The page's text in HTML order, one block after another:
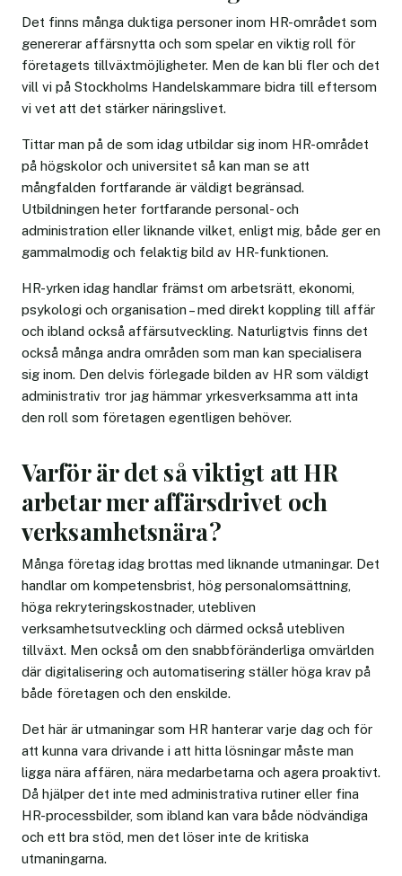
Det finns många duktiga personer inom HR-området som
genererar affärsnytta och som spelar en viktig roll för
företagets tillväxtmöjligheter. Men de kan bli fler och det
vill vi på Stockholms Handelskammare bidra till eftersom
vi vet att det stärker näringslivet.
Tittar man på de som idag utbildar sig inom HR-området
på högskolor och universitet så kan man se att
mångfalden fortfarande är väldigt begränsad.
Utbildningen heter fortfarande personal- och
administration eller liknande vilket, enligt mig, både ger en
gammalmodig och felaktig bild av HR-funktionen.
HR-yrken idag handlar främst om arbetsrätt, ekonomi,
psykologi och organisation – med direkt koppling till affär
och ibland också affärsutveckling. Naturligtvis finns det
också många andra områden som man kan specialisera
sig inom. Den delvis förlegade bilden av HR som väldigt
administrativ tror jag hämmar yrkesverksamma att inta
den roll som företagen egentligen behöver.
Varför är det så viktigt att HR
arbetar mer affärsdrivet och
verksamhetsnära?
Många företag idag brottas med liknande utmaningar. Det
handlar om kompetensbrist, hög personalomsättning,
höga rekryteringskostnader, utebliven
verksamhetsutveckling och därmed också utebliven
tillväxt. Men också om den snabbföränderliga omvärlden
där digitalisering och automatisering ställer höga krav på
både företagen och den enskilde.
Det här är utmaningar som HR hanterar varje dag och för
att kunna vara drivande i att hitta lösningar måste man
ligga nära affären, nära medarbetarna och agera proaktivt.
Då hjälper det inte med administrativa rutiner eller fina
HR-processbilder, som ibland kan vara både nödvändiga
och ett bra stöd, men det löser inte de kritiska
utmaningarna.